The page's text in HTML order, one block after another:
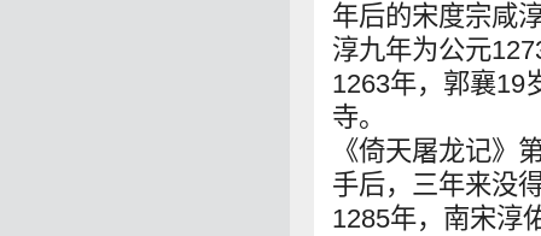
年后的宋度宗咸
淳九年为公元
1263年，郭襄19
寺。
《倚天屠龙记》
手后，三年来没
1285年，南宋淳